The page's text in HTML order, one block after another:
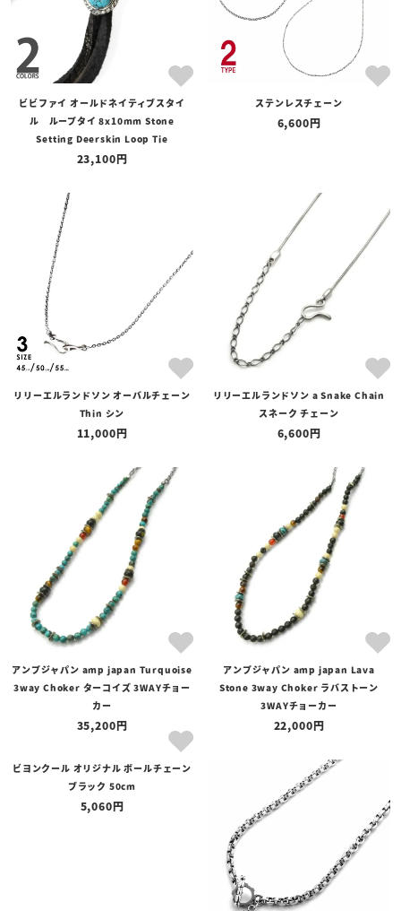
ビビファイ オールドネイティブスタイ
ル ループタイ 8x10mm Stone
Setting Deerskin Loop Tie
23,100
ステンレスチェーン
6,600
リリーエルランドソン オーバルチェーン
Thin シン
11,000
リリーエルランドソン a Snake Chain
スネーク チェーン
6,600
アンプジャパン amp japan Turquoise
3way Choker ターコイズ 3WAYチョー
カー
35,200
アンプジャパン amp japan Lava
Stone 3way Choker ラバストーン
3WAYチョーカー
22,000
ビヨンクール オリジナル ボールチェーン
ブラック 50cm
5,060